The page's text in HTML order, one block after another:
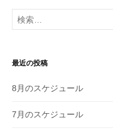
ビ
ゲ
ョ
ン
検
索
最近の投稿
8月のスケジュール
7月のスケジュール